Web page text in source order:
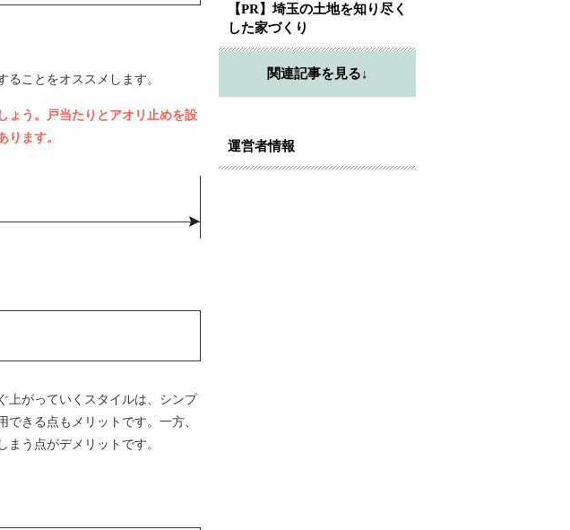
ことをオススメします。
ょう。戸当たりとアオリ止めを設
ます。
上がっていくスタイルは、シンプ
きる点もメリットです。一方、
う点がデメリットです。
【PR】埼玉の土地を知り尽く
した家づくり
関連記事を見る↓
運営者情報